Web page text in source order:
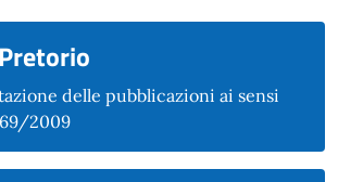
delle pubblicazioni ai sensi
2009